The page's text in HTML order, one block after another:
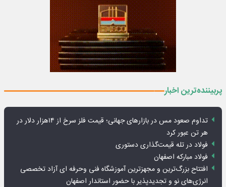
پربیننده‌ترین اخبار
تداوم صعود مس در بازارهای جهانی؛ قیمت فلز سرخ از ۱۴هزار دلار در
هر تن عبور کرد
فولاد در تله قیمت‌گذاری دستوری
فولاد مبارکه اصفهان
افتتاح بزرگ‌ترین و مجهزترین آموزشگاه فنی وحرفه ای آزاد تخصصی
انرژی‌های نو و تجدیدپذیر با حضور استاندار اصفهان